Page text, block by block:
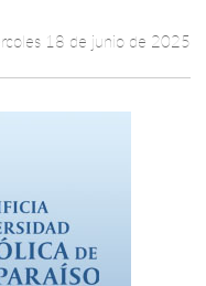
18 de junio de 2025